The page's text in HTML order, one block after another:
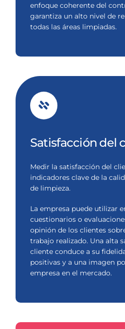
enfoque coherente del
garantiza un alto nivel de
todas las áreas limpiadas.
Satisfacción del
Medir la satisfacción del
indicadores clave de la
de limpieza.
La empresa puede utilizar
cuestionarios o
opinión de los clientes
trabajo realizado. Una alta
cliente conduce a su
positivas y a una imagen
empresa en el mercado.